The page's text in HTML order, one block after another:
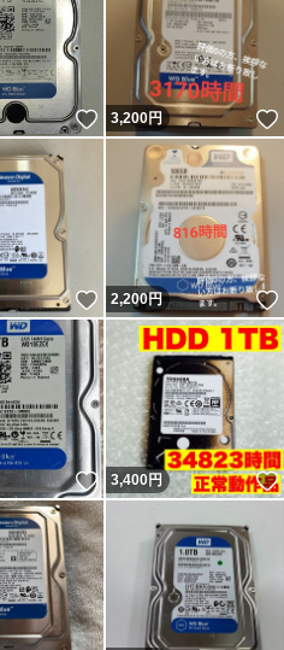
いいね！
3,200円
いいね！
2,200円
いいね！
3,400円